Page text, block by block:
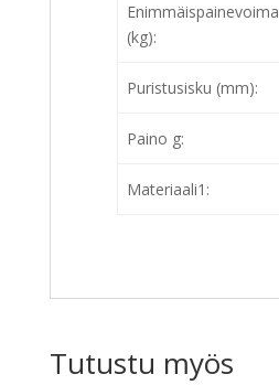
Enimmäispainevoima
(kg):
Puristusisku (mm):
Paino g:
Materiaali1:
Tutustu myös